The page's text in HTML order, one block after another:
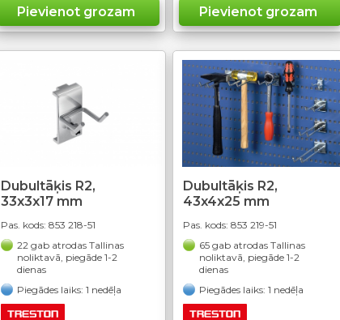
Dubultāķis R2,
33x3x17 mm
Pas. kods: 853 218-51
22 gab atrodas Tallinas
noliktavā, piegāde 1-2
dienas
Piegādes laiks: 1 nedēļa
Dubultāķis R2,
43x4x25 mm
Pas. kods: 853 219-51
65 gab atrodas Tallinas
noliktavā, piegāde 1-2
dienas
Piegādes laiks: 1 nedēļa